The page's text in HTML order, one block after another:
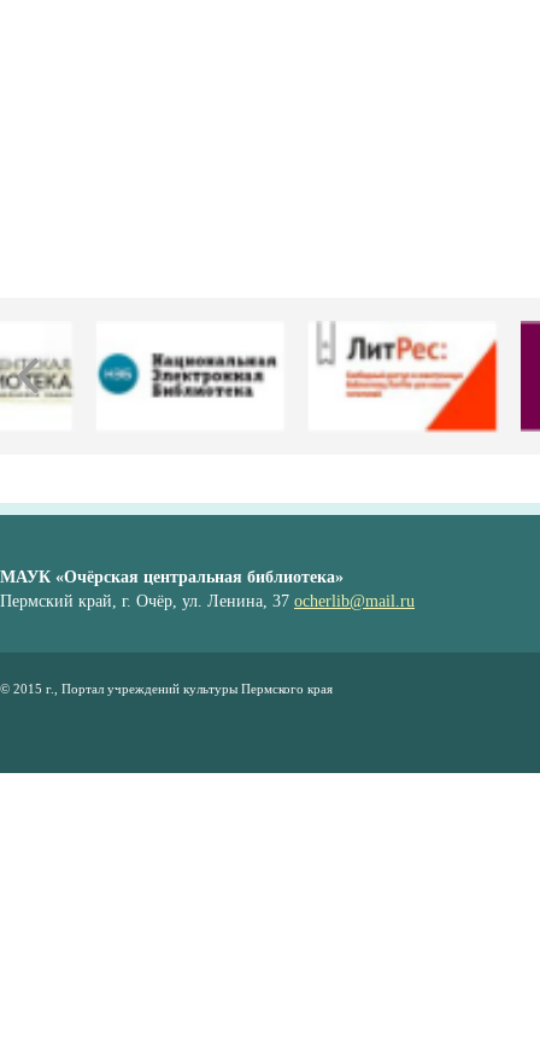
МАУК «Очёрская центральная библиотека»
Пермский край, г. Очёр, ул. Ленина, 37 ocherlib@mail.ru
© 2015 г., Портал учреждений культуры Пермского края